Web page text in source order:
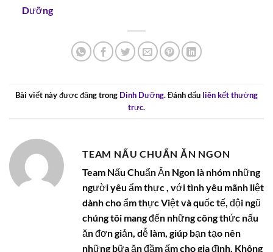
Dưỡng
Bài viết này được đăng trong Dinh Dưỡng. Đánh dấu liên kết thường
trực.
TEAM NẤU CHUẨN ĂN NGON
Team Nấu Chuẩn Ăn Ngon là nhóm những
người yêu ẩm thực , với tình yêu mãnh liệt
dành cho ẩm thực Việt và quốc tế, đội ngũ
chúng tôi mang đến những công thức nấu
ăn đơn giản, dễ làm, giúp bạn tạo nên
những bữa ăn đầm ấm cho gia đình. Không